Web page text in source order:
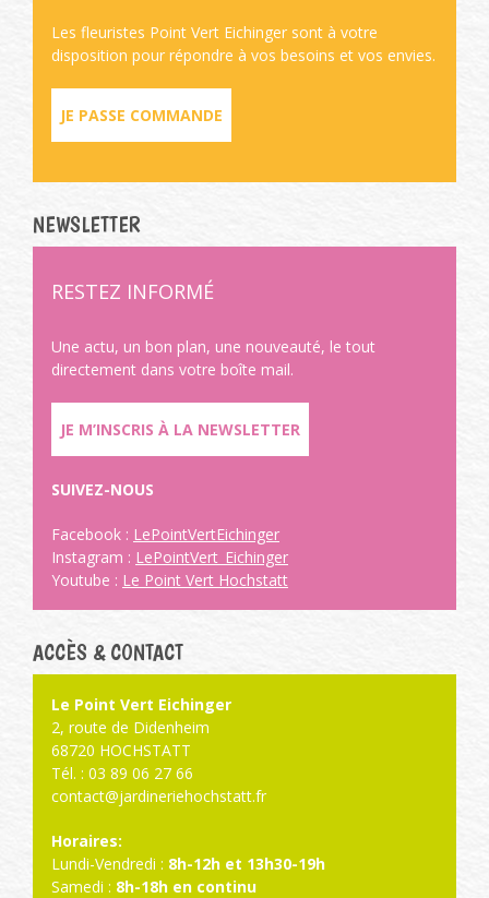
Les fleuristes Point Vert Eichinger sont à votre
disposition pour répondre à vos besoins et vos envies.
JE PASSE COMMANDE
NEWSLETTER
RESTEZ INFORMÉ
Une actu, un bon plan, une nouveauté, le tout
directement dans votre boîte mail.
JE M’INSCRIS À LA NEWSLETTER
SUIVEZ-NOUS
Facebook : LePointVertEichinger
Instagram : LePointVert_Eichinger
Youtube : Le Point Vert Hochstatt
ACCÈS & CONTACT
Le Point Vert Eichinger
2, route de Didenheim
68720 HOCHSTATT
Tél. : 03 89 06 27 66
contact@jardineriehochstatt.fr
Horaires:
Lundi-Vendredi : 8h-12h et 13h30-19h
Samedi : 8h-18h en continu